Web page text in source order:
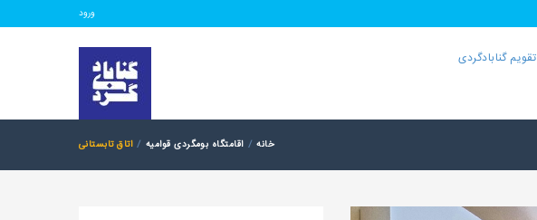
ورود
تقویم گنابادگردی
خانه اقامتگاه بومگردی قوامیه اتاق تابستانی